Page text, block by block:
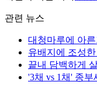
관련 뉴스
대청마루에 아
유배지에 조성
끝내 담백하게
'3채 vs 1채' 종